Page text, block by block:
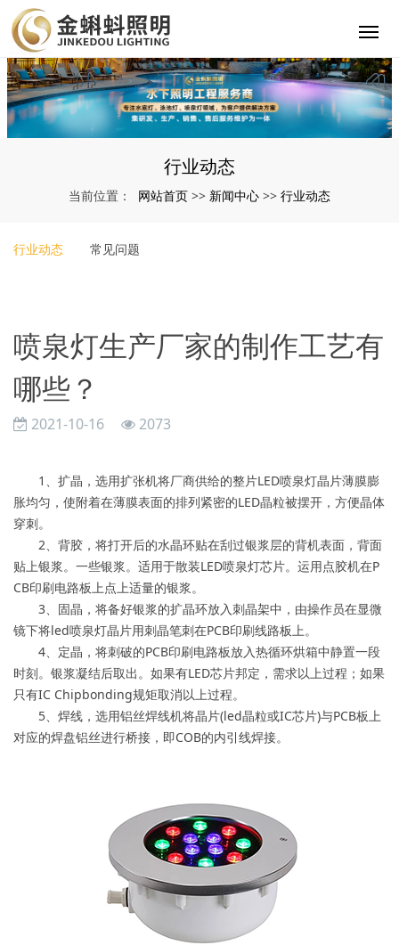
行业动态
当前位置： 网站首页 >> 新闻中心 >> 行业动态
行业动态 常见问题
喷泉灯生产厂家的制作工艺有
哪些？
2021-10-16 2073
1、扩晶，选用扩张机将厂商供给的整片LED喷泉灯晶片薄膜膨
胀均匀，使附着在薄膜表面的排列紧密的LED晶粒被摆开，方便晶体
穿刺。
2、背胶，将打开后的水晶环贴在刮过银浆层的背机表面，背面
贴上银浆。一些银浆。适用于散装LED喷泉灯芯片。运用点胶机在P
CB印刷电路板上点上适量的银浆。
3、固晶，将备好银浆的扩晶环放入刺晶架中，由操作员在显微
镜下将led喷泉灯晶片用刺晶笔刺在PCB印刷线路板上。
4、定晶，将刺破的PCB印刷电路板放入热循环烘箱中静置一段
时刻。银浆凝结后取出。如果有LED芯片邦定，需求以上过程；如果
只有IC Chipbonding规矩取消以上过程。
5、焊线，选用铝丝焊线机将晶片(led晶粒或IC芯片)与PCB板上
对应的焊盘铝丝进行桥接，即COB的内引线焊接。